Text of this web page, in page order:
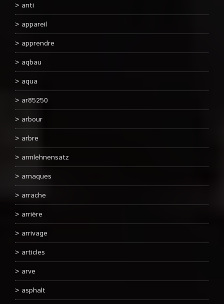
anti
appareil
apprendre
aqbau
aqua
ar85250
arbour
arbre
armlehnensatz
arnaques
arrache
arrière
arrivage
articles
arve
asphalt